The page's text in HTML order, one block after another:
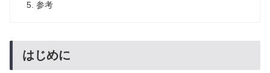
参考
はじめに